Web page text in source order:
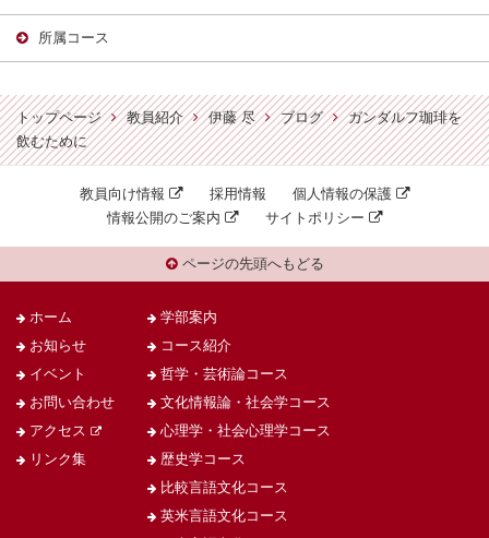
所属コース
トップページ 教員紹介 伊藤 尽 ブログ
ガンダルフ珈琲を
飲むために
教員向け情報 採用情報
個人情報の保護
情報公開のご案内
サイトポリシー
ページの先頭へもどる
ホーム
お知らせ
イベント
お問い合わせ
アクセス
リンク集
学部案内
コース紹介
哲学・芸術論コース
文化情報論・社会学コース
心理学・社会心理学コース
歴史学コース
比較言語文化コース
英米言語文化コース